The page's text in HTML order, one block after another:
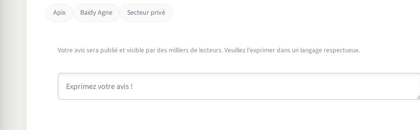
Apix Baïdy Agne Secteur privé
Votre avis sera publié et visible par des milliers de lecteurs. Veuillez l'exprimer dans un langage respectueux.